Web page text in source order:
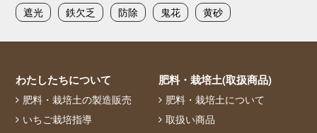
遮光
鉄欠乏 防除 鬼花 黄砂
わたしたちについて
肥料・栽培土の製造販売
いちご栽培指導
肥料・栽培土(取扱商品)
肥料・栽培土について
取扱い商品